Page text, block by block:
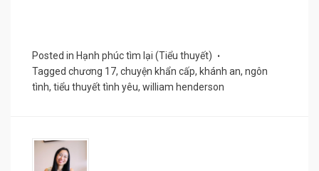
Posted in Hạnh phúc tìm lại (Tiểu thuyết)
Tagged chương 17, chuyện khẩn cấp, khánh an, ngôn
tình, tiểu thuyết tình yêu, william henderson